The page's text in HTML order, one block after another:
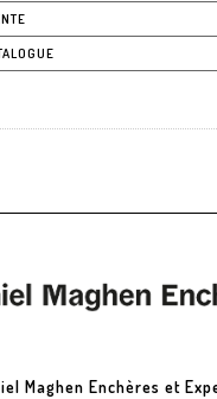
Maghen Enchères et